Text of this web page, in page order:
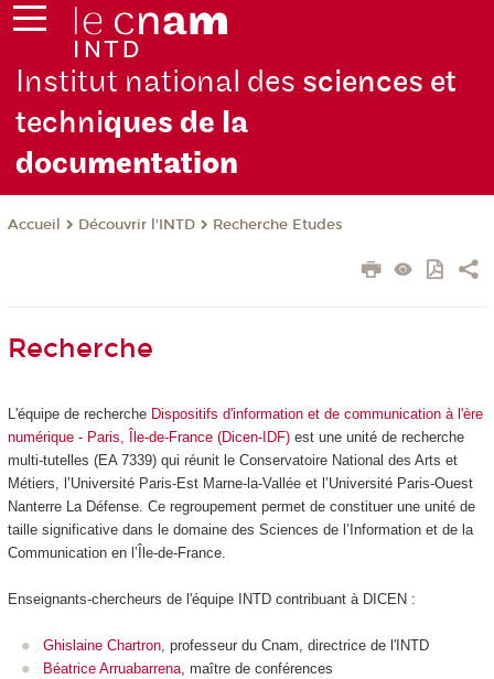
Institut national des sciences et
techniques de la
documentation
Accueil Découvrir l'INTD Recherche Etudes
Recherche
L'équipe de recherche Dispositifs d'information et de communication à l'ère
numérique - Paris, Île-de-France (Dicen-IDF)est une unité de recherche
multi-tutelles (EA 7339) qui réunit le Conservatoire National des Arts et
Métiers, l’Université Paris-Est Marne-la-Vallée et l’Université Paris-Ouest
Nanterre La Défense. Ce regroupement permet de constituer une unité de
taille significative dans le domaine des Sciences de l’Information et de la
Communication en l’Île-de-France.
Enseignants-chercheurs de l'équipe INTD contribuant à DICEN :
Ghislaine Chartron, professeur du Cnam, directrice de l'INTD
Béatrice Arruabarrena, maître de conférences